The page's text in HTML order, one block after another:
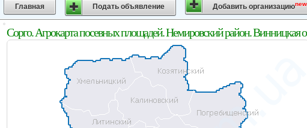
Главная Подать объявление Добавить организациюnew
Сорго. Агрокарта посевных площадей. Немировский район. Винницкая